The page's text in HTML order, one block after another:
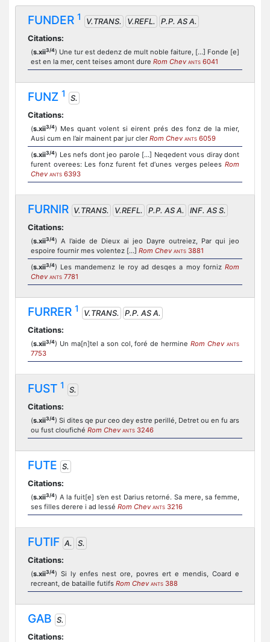
FUNDER 1 V.TRANS. V.REFL.
P.P. AS A.
Citations:
(s.xii3/4) Une tur est dedenz de mult noble faiture, [...] Fonde [e]
est en la mer, cent teises amont dure Rom Chev ANTS 6041
FUNZ 1
S.
Citations:
(s.xii3/4) Mes quant volent si eirent prés des fonz de la mier,
Ausi cum en l’air mainent par jur cler Rom Chev ANTS 6059
(s.xii3/4) Les nefs dont jeo parole [...] Neqedent vous diray dont
furent overees: Les fonz furent fet d’unes verges pelees Rom
Chev ANTS 6393
FURNIR V.TRANS. V.REFL. P.P. AS A.
INF. AS S.
Citations:
(s.xii3/4) A l’aide de Dieux ai jeo Dayre outreiez, Par qui jeo
espoire fournir mes volentez [...] Rom Chev ANTS 3881
(s.xii3/4) Les mandemenz le roy ad desqes a moy forniz Rom
Chev ANTS 7781
FURRER 1 V.TRANS.
P.P. AS A.
Citations:
(s.xii3/4) Un ma[n]tel a son col, foré de hermineRom Chev ANTS
7753
FUST 1
S.
Citations:
(s.xii3/4) Si dites qe pur ceo dey estre perillé, Detret ou en fu ars
ou fust cloufiché Rom Chev ANTS 3246
FUTE S.
Citations:
(s.xii3/4) A la fuit[e] s’en est Darius retorné. Sa mere, sa femme,
ses filles derere i ad lessé Rom Chev ANTS 3216
FUTIF A.
S.
Citations:
(s.xii3/4) Si ly enfes nest ore, povres ert e mendis, Coard e
recreant, de bataille futifs Rom Chev ANTS 388
GAB S.
Citations: